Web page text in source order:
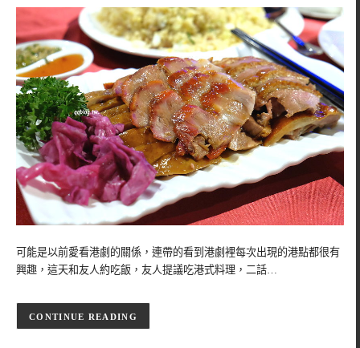
可能是以前愛看港劇的關係，連帶的看到港劇裡每次出現的港點都很有
興趣，這天和友人約吃飯，友人提議吃港式料理，二話…
CONTINUE READING